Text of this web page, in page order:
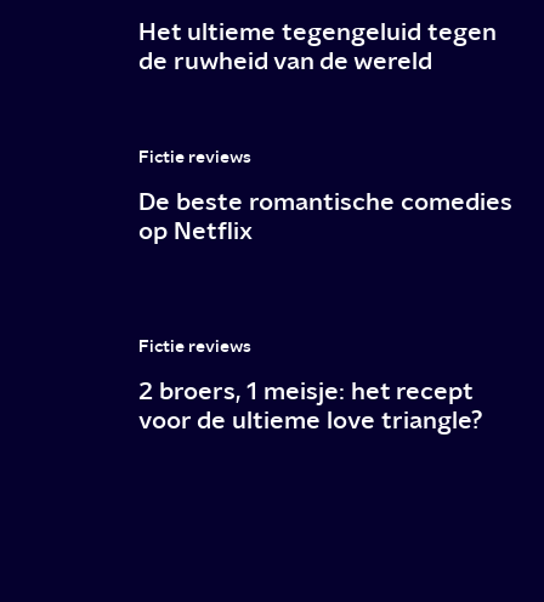
Het ultieme tegengeluid tegen
de ruwheid van de wereld
Fictie reviews
De beste romantische comedies
op Netflix
Fictie reviews
2 broers, 1 meisje: het recept
voor de ultieme love triangle?